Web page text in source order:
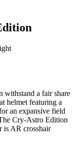
withstand a fair share
helmet featuring a
an expansive field
Cry-Astro Edition
is AR crosshair